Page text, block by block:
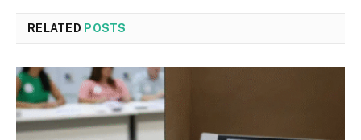
RELATED POSTS